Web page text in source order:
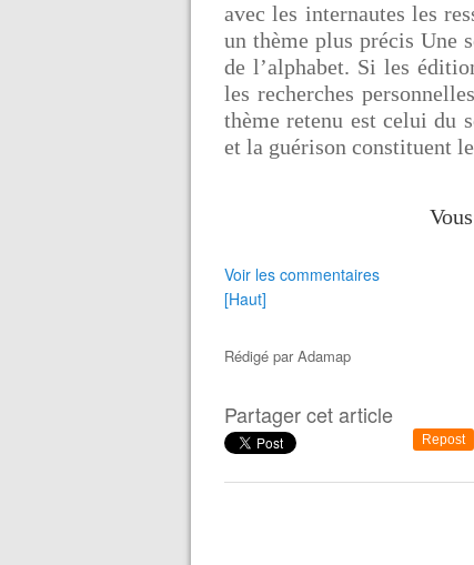
avec les internautes les
un thème plus précis Une
de l’alphabet. Si les
les recherches
thème retenu est celui du
et la guérison constituent
Voir les commentaires
[Haut]
Rédigé parAdamap
Partager cet article
Repost